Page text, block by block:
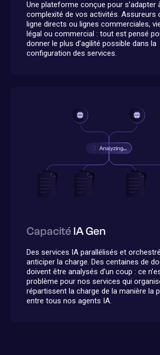
Une plateforme conçue pour s’adapter
complexité de vos activités. Assureurs
ligne directs ou lignes commerciales,
légal ou commercial : tout est pensé
donner le plus d’agilité possible dans la
configuration des services.
Capacité IA Gen
Des services IA parallélisés et
anticiper la charge. Des centaines de
doivent être analysés d’un coup : ce
problème pour nos services qui
répartissent la charge de la manière la
entre tous nos agents IA.